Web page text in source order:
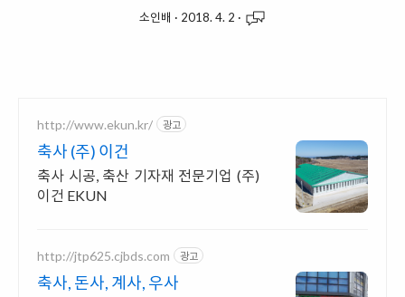
소인배 · 2018. 4. 2 ·
http://www.ekun.kr/ 광고
축사 (주) 이건
축사 시공, 축산 기자재 전문기업 (주)
이건 EKUN
http://jtp625.cjbds.com 광고
축사, 돈사, 계사, 우사